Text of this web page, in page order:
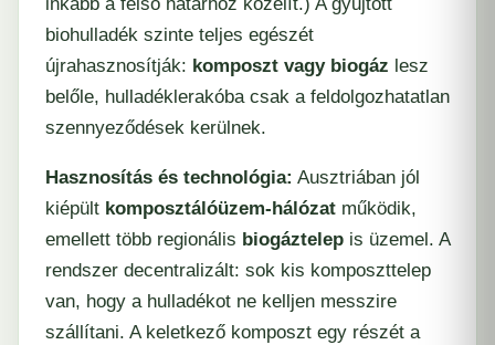
biohulladék szinte teljes egészét
újrahasznosítják: komposzt vagy biogáz lesz
belőle, hulladéklerakóba csak a feldolgozhatatlan
szennyeződések kerülnek.
Hasznosítás és technológia: Ausztriában jól
kiépült komposztálóüzem-hálózat működik,
emellett több regionális biogáztelep is üzemel. A
rendszer decentralizált: sok kis komposzttelep
van, hogy a hulladékot ne kelljen messzire
szállítani. A keletkező komposzt egy részét a